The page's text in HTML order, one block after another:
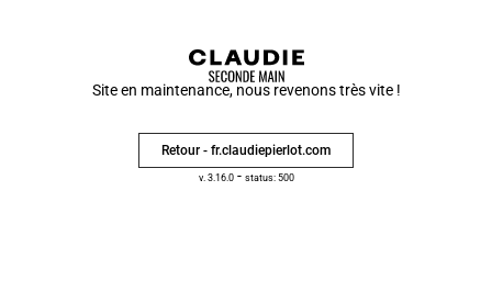
Site en maintenance, nous revenons très vite !
Retour - fr.claudiepierlot.com
v. 3.16.0- status: 500